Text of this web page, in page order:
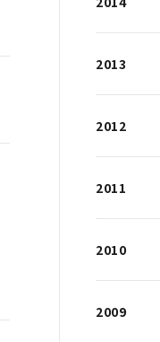
2013
2012
2011
2010
2009